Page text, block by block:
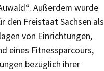
Außerdem wurde
den Freistaat Sachsen als
von Einrichtungen,
eines Fitnessparcours,
bezüglich ihrer